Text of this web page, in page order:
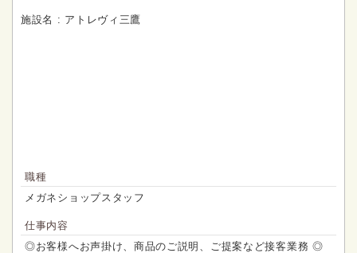
施設名 : アトレヴィ三鷹
職種
メガネショップスタッフ
仕事内容
◎お客様へお声掛け、商品のご説明、ご提案など接客業務 ◎